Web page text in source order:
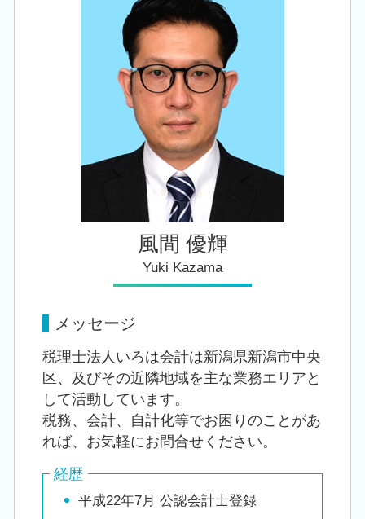
中期 経営計画 必要性
事業承継 節税
生前 相続対策
相続税 減らす
会社設立 税理士 相談 新潟市東区
会社設立 税理士 相談 胎内市
創業支援 税理士 相談 江南区
会社設立 税理士 相談 新潟市中央区
創業支援 税理士 相談 長岡市
相続 税理士 相談 聖籠町
税務顧問 税理士 相談 新潟市北区
風間 優輝
Yuki Kazama
メッセージ
税理士法人いろは会計は新潟県新潟市中央
区、及びその近隣地域を主な業務エリアと
して活動しています。
税務、会計、自計化等でお困りのことがあ
れば、お気軽にお問合せください。
経歴
平成22年7月 公認会計士登録